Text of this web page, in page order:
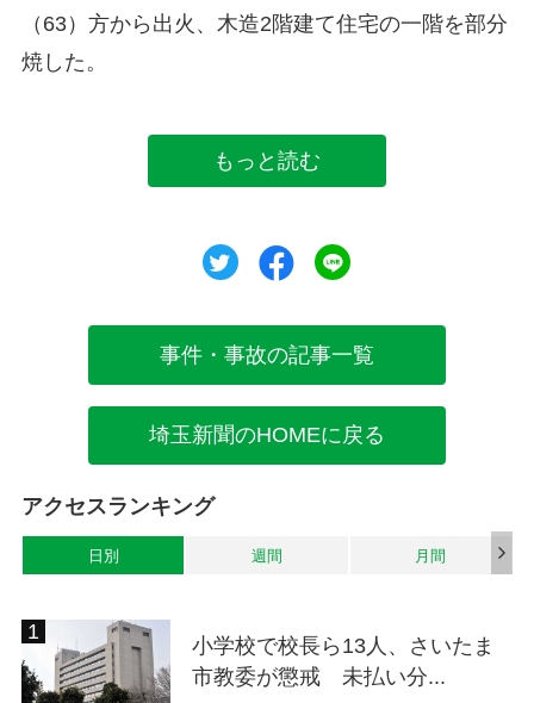
（63）方から出火、木造2階建て住宅の一階を部分
焼した。
もっと読む
ツイートシェア
事件・事故の記事一覧
埼玉新聞のHOMEに戻る
アクセスランキング
日別 週間 月間
小学校で校長ら13人、さいたま
市教委が懲戒 未払い分...